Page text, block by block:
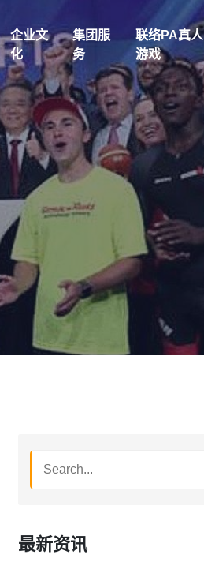
企业文
化
集团服
务
联络PA真人
游戏
最新资讯